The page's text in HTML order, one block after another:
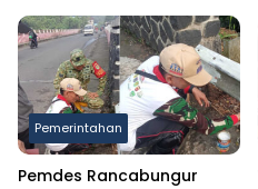
Pemerintahan
Pemdes Rancabungur